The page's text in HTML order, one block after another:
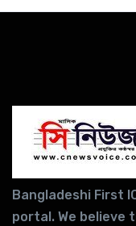
Bangladeshi First
portal. We believe